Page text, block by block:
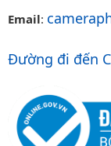
Email:
Đường đi đến